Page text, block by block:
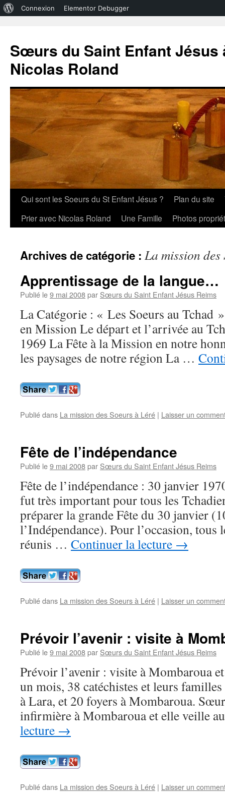
WordPress
Connexion Elementor Debugger
Sœurs du Saint Enfant Jésus
Nicolas Roland
Aller
Qui sont les Soeurs du St Enfant Jésus ? Plan du site
Prier avec Nicolas Roland
Une Famille Photos
Archives de catégorie : La mission des
Apprentissage de la langue…
Publié le9 mai 2008par Sœurs du Saint Enfant Jésus Reims
La Catégorie : « Les Soeurs au Tchad
en Mission Le départ et l’arrivée au
1969 La Fête à la Mission en notre
les paysages de notre région La …
Publié dans La mission des Soeurs à Léré | Laisser un
Fête de l’indépendance
Publié le9 mai 2008par Sœurs du Saint Enfant Jésus Reims
Fête de l’indépendance : 30 janvier
fut très important pour tous les
préparer la grande Fête du 30 janvier
l’Indépendance). Pour l’occasion, tous
réunis … Continuer la lecture →
Publié dans La mission des Soeurs à Léré | Laisser un
Prévoir l’avenir : visite à
Publié le9 mai 2008par Sœurs du Saint Enfant Jésus Reims
Prévoir l’avenir : visite à Mombaroua
un mois, 38 catéchistes et leurs
à Lara, et 20 foyers à Mombaroua.
infirmière à Mombaroua et elle veille
lecture →
Publié dans La mission des Soeurs à Léré | Laisser un